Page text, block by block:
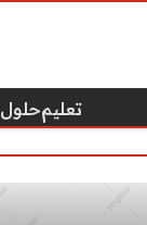
تعليمحلول